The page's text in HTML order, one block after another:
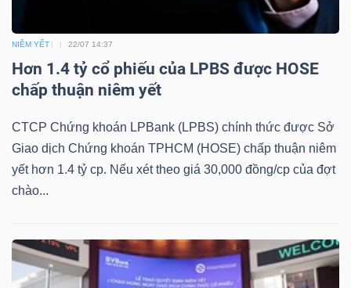
NIÊM YẾT 22/07 14:37
Hơn 1.4 tỷ cổ phiếu của LPBS được HOSE
chấp thuận niêm yết
CTCP Chứng khoán LPBank (LPBS) chính thức được Sở
Giao dịch Chứng khoán TPHCM (HOSE) chấp thuận niêm
yết hơn 1.4 tỷ cp. Nếu xét theo giá 30,000 đồng/cp của đợt
chào...
DỊCH
VỤ
TRUYỀN